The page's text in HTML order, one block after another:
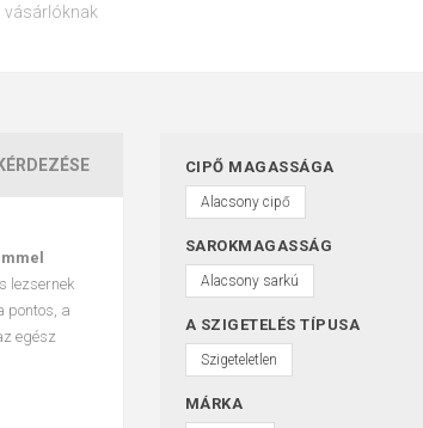
vásárlóknak
lezsernek
pontos, a
egész
CIPŐ MAGASSÁGA
Alacsony cipő
SAROKMAGASSÁG
Alacsony sarkú
A SZIGETELÉS TÍPUSA
Szigeteletlen
MÁRKA